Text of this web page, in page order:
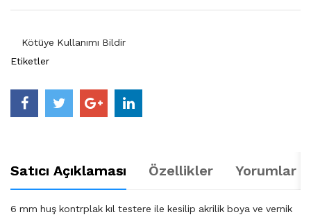
Kötüye Kullanımı Bildir
Etiketler
Satıcı Açıklaması Özellikler Yorumlar
6 mm huş kontrplak kıl testere ile kesilip akrilik boya ve vernik